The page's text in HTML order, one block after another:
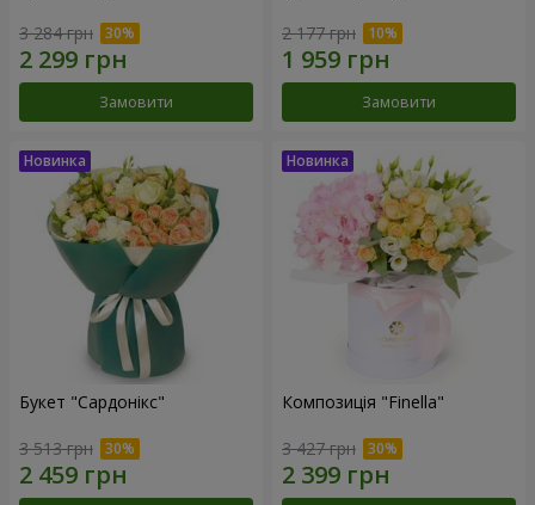
3 284 грн
Замовити
2 177 грн
Замовити
Букет "Сардонікс"
3 513 грн
Композиція "Finella"
3 427 грн